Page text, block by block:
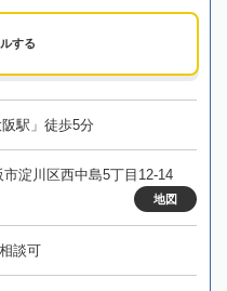
する
駅」徒歩5分
市淀川区西中島5丁目12-14
地図
談可